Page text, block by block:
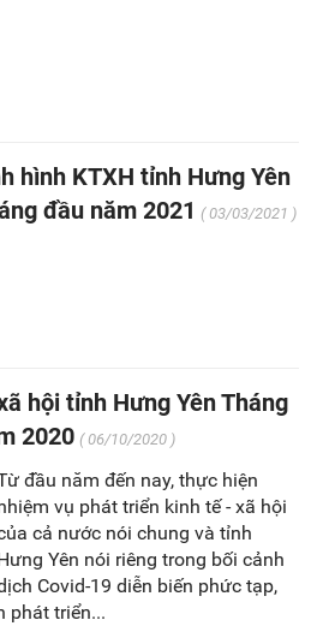
hình KTXH tỉnh Hưng Yên
đầu năm 2021 ( 03/03/2021 )
hội tỉnh Hưng Yên Tháng
2020 ( 06/10/2020 )
đầu năm đến nay, thực hiện
vụ phát triển kinh tế - xã hội
cả nước nói chung và tỉnh
Yên nói riêng trong bối cảnh
Covid-19 diễn biến phức tạp,
phát triển...